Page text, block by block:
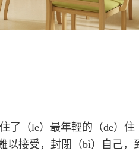
了（le）最年輕的（de）
以接受，封閉（bì）自己，